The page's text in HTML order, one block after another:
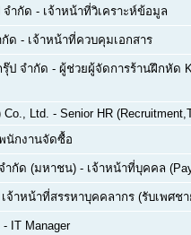
จำกัด - เจ้าหน้าที่วิเคราะห์ข้อมูล
ด - เจ้าหน้าที่ควบคุมเอกสาร
ป จำกัด - ผู้ช่วยผู้จัดการร้านฝึกหัด
Co., Ltd. - Senior HR
นักงานจัดซื้อ
ำกัด (มหาชน) - เจ้าหน้าที่บุคคล
เจ้าหน้าที่สรรหาบุคคลากร (รับเพศช
- IT Manager